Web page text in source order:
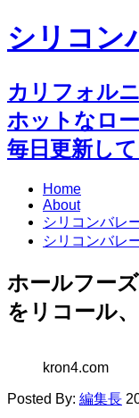
シリコン
カリフォル
ホットなロ
毎日更新して
Home
About
シリコンバレ
シリコンバレ
ホールフー
をリコール
kron4.com
Posted By: 編集長